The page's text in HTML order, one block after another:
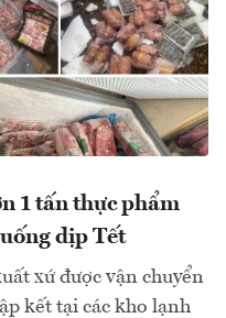
1 tấn thực phẩm
dịp Tết
xứ được vận chuyển
kết tại các kho lạnh